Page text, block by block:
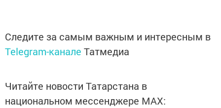
Следите за самым важным и интересным в
Telegram-канале Татмедиа
Читайте новости Татарстана в
национальном мессенджере MАХ: